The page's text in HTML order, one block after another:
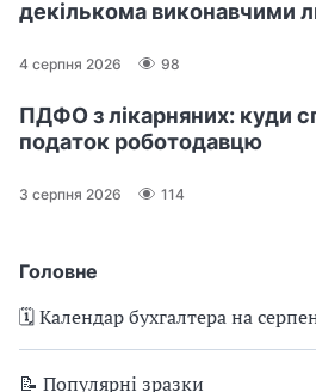
Головне
🗓️ Календар бухгалтера на
📝 Популярні зразки
декількома виконавчими
4 серпня 2026 98
ПДФО з лікарняних: куди
податок роботодавцю
3 серпня 2026 114